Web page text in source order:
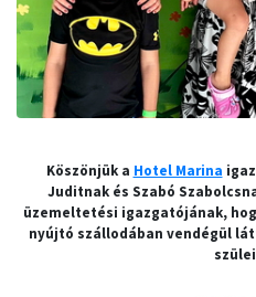
Köszönjük a Hotel Marina
Juditnak és Szabó
üzemeltetési igazgatójának,
nyújtó szállodában vendégül